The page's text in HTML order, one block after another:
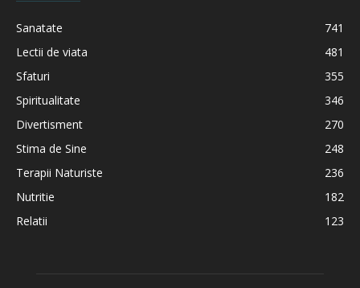
Sanatate
741
Lectii de viata
481
Sfaturi
355
Spiritualitate
346
Divertisment
270
Stima de Sine
248
Terapii Naturiste
236
Nutritie
182
Relatii
123